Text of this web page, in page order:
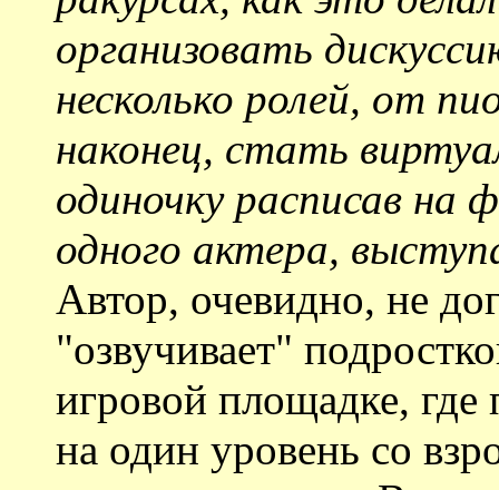
организовать
несколько ролей, от
наконец, стать
одиночку расписав на
одного актера,
Автор, очевидно, не
"озвучивает"
игровой площадке, где
на один уровень со